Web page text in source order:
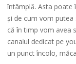
întâmplă. Asta poate
și de cum vom putea
că în timp vom avea
canalul dedicat pe
un punct încolo,